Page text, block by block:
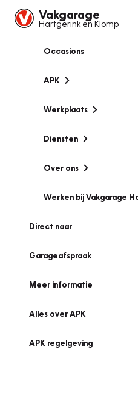
Vakgarage
Hartgerink en Klomp
Occasions
APK
Werkplaats
Diensten
Over ons
Werken bij Vakgarage
Direct naar
Garageafspraak
Meer informatie
Alles over APK
APK regelgeving